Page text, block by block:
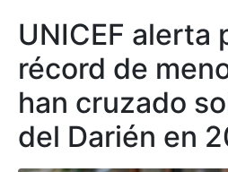
UNICEF alerta
récord de
han cruzado
del Darién en